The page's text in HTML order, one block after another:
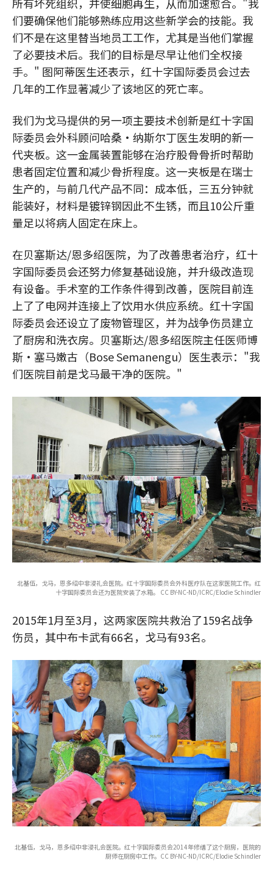
们要确保他们能够熟练应用这些新学会的技能。我
们不是在这里替当地员工工作，尤其是当他们掌握
了必要技术后。我们的目标是尽早让他们全权接
手。" 图阿蒂医生还表示，红十字国际委员会过去
几年的工作显著减少了该地区的死亡率。
我们为戈马提供的另一项主要技术创新是红十字国
际委员会外科顾问哈桑·纳斯尔丁医生发明的新一
代夹板。这一金属装置能够在治疗股骨骨折时帮助
患者固定位置和减少骨折程度。这一夹板是在瑞士
生产的，与前几代产品不同：成本低，三五分钟就
能装好，材料是镀锌钢因此不生锈，而且10公斤重
量足以将病人固定在床上。
在贝塞斯达/恩多绍医院，为了改善患者治疗，红十
字国际委员会还努力修复基础设施，并升级改造现
有设备。手术室的工作条件得到改善，医院目前连
上了了电网并连接上了饮用水供应系统。红十字国
际委员会还设立了废物管理区，并为战争伤员建立
了厨房和洗衣房。贝塞斯达/恩多绍医院主任医师博
斯·塞马嫩古（Bose Semanengu）医生表示："我
们医院目前是戈马最干净的医院。"
北基伍，戈马，恩多绍中非浸礼会医院。红十字国际委员会外科医疗队在这家医院工作。红
十字国际委员会还为医院安装了水箱。 CC BY-NC-ND/ICRC/Elodie Schindler
2015年1月至3月，这两家医院共救治了159名战争
伤员，其中布卡武有66名，戈马有93名。
北基伍，戈马，恩多绍中非浸礼会医院。红十字国际委员会2014年修缮了这个厨房，医院的
厨师在厨房中工作。CC BY-NC-ND/ICRC/Elodie Schindler